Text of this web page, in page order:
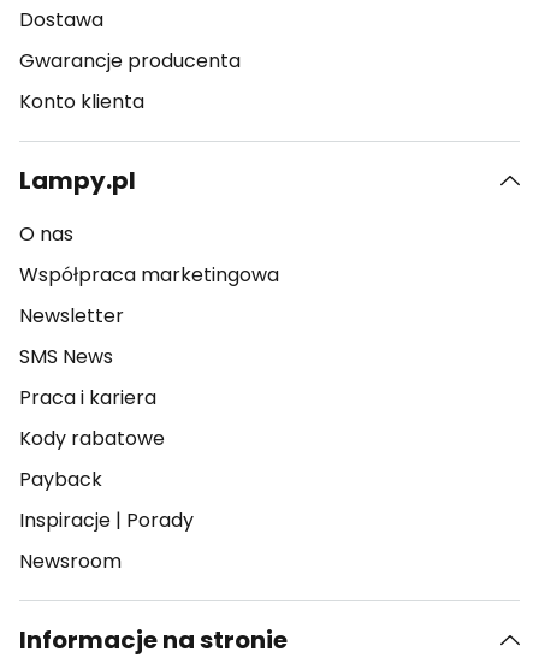
Dostawa
Gwarancje producenta
Konto klienta
Lampy.pl
O nas
Współpraca marketingowa
Newsletter
SMS News
Praca i kariera
Kody rabatowe
Payback
Inspiracje | Porady
Newsroom
Informacje na stronie